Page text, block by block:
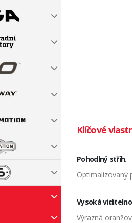
Klíčové
Pohodlný střih.
Optimalizovaný
Vysoká
Výrazná